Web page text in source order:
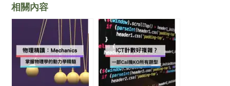
相關內容